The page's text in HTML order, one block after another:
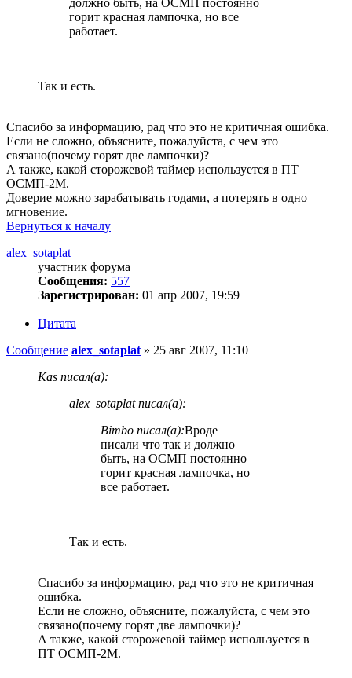
горит красная лампочка, но все
работает.
Так и есть.
Спасибо за информацию, рад что это не критичная ошибка.
Если не сложно, объясните, пожалуйста, с чем это
связано(почему горят две лампочки)?
А также, какой сторожевой таймер используется в ПТ
ОСМП-2М.
Доверие можно зарабатывать годами, а потерять в одно
мгновение.
Вернуться к началу
alex_sotaplat
участник форума
Сообщения: 557
Зарегистрирован: 01 апр 2007, 19:59
Цитата
Сообщение alex_sotaplat » 25 авг 2007, 11:10
Kas писал(а):
alex_sotaplat писал(а):
Bimbo писал(а):Вроде
писали что так и должно
быть, на ОСМП постоянно
горит красная лампочка, но
все работает.
Так и есть.
Спасибо за информацию, рад что это не критичная
ошибка.
Если не сложно, объясните, пожалуйста, с чем это
связано(почему горят две лампочки)?
А также, какой сторожевой таймер используется в
ПТ ОСМП-2М.